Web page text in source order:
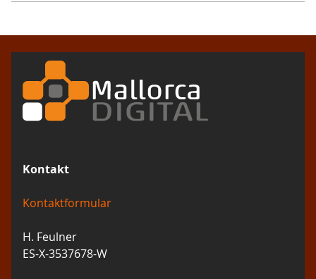
Kontakt
Kontaktformular
H. Feulner
ES-X-3537678-W